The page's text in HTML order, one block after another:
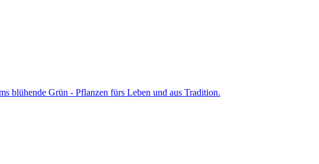
blühende Grün - Pflanzen fürs Leben und aus Tradition.